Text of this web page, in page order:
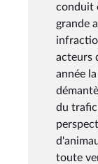
conduit
grande
acteurs
année
du trafic
toute